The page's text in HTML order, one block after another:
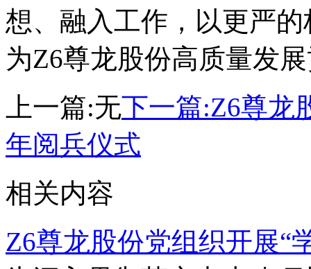
想、融入工作，以更严
为Z6尊龙股份高质量发
上一篇:无下一篇:Z6尊龙
年阅兵仪式
相关内容
Z6尊龙股份党组织开展“